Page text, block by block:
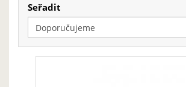
Seřadit
Doporučujeme